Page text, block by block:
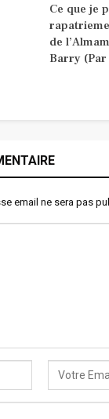
Ce que je
de
Barry
email ne sera pas